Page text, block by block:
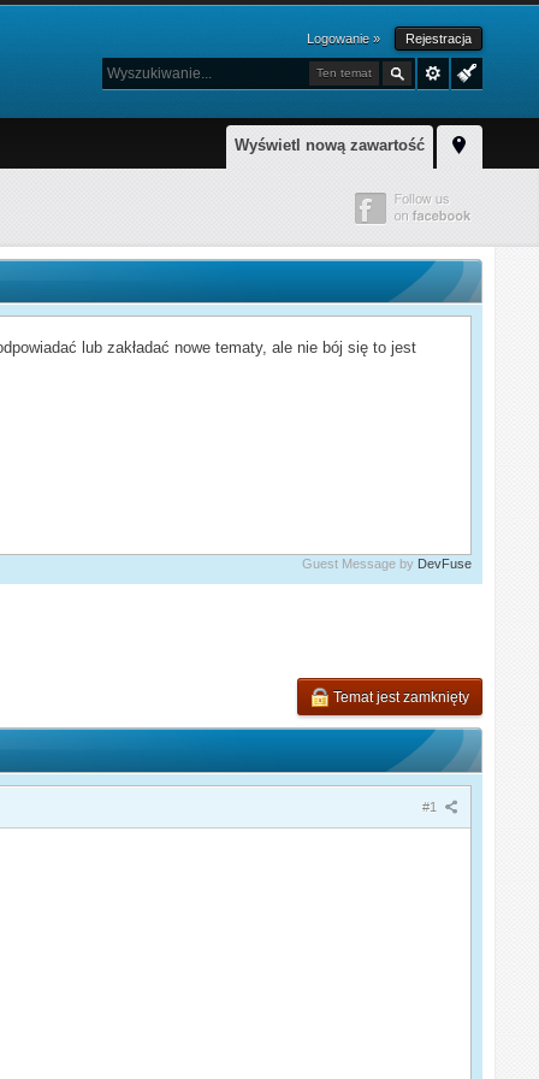
Logowanie » Rejestracja
Ten temat
Wyświetl nową zawartość
lub zakładać nowe tematy, ale nie bój się to jest
Guest Message by DevFuse
Temat jest zamknięty
#1